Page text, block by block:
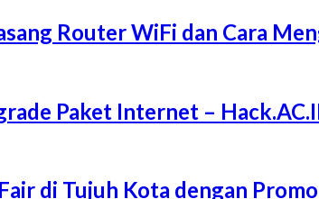
Router WiFi dan Cara
Paket Internet –
di Tujuh Kota dengan